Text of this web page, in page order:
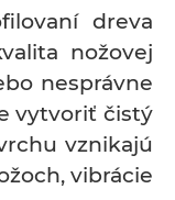
dreva
nožovej
nesprávne
vytvoriť čistý
vznikajú
vibrácie